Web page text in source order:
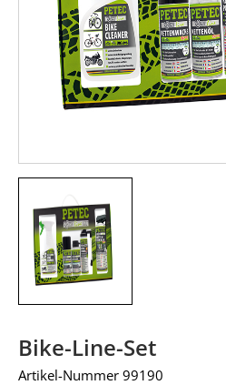
Bike-Line-Set
Artikel-Nummer 99190